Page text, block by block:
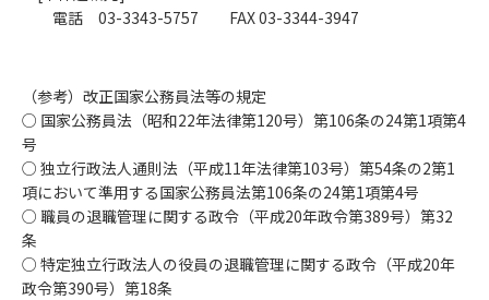
電話 03-3343-5757 FAX 03-3344-3947
（参考）改正国家公務員法等の規定
○ 国家公務員法（昭和22年法律第120号）第106条の24第1項第4
号
○ 独立行政法人通則法（平成11年法律第103号）第54条の2第1
項において準用する国家公務員法第106条の24第1項第4号
○ 職員の退職管理に関する政令（平成20年政令第389号）第32
条
○ 特定独立行政法人の役員の退職管理に関する政令（平成20年
政令第390号）第18条